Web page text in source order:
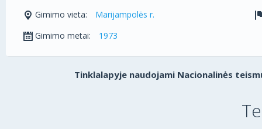
Gimimo vieta:
Marijampolės r.
Gimimo metai:
1973
Tinklalapyje naudojami Nacionalinės